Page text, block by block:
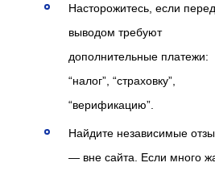
Насторожитесь, если перед
выводом требуют
дополнительные платежи:
“налог”, “страховку”,
“верификацию”.
Найдите независимые
— вне сайта. Если много